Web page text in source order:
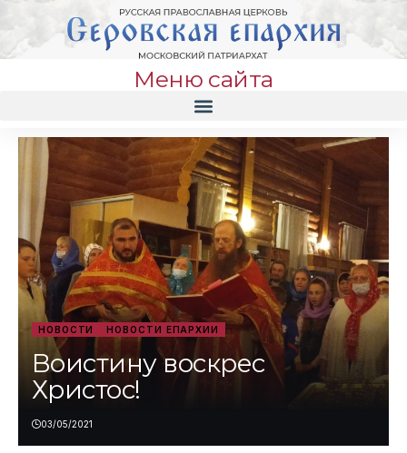
Меню сайта
НОВОСТИ НОВОСТИ ЕПАРХИИ
Воистину воскрес
Христос!
03/05/2021